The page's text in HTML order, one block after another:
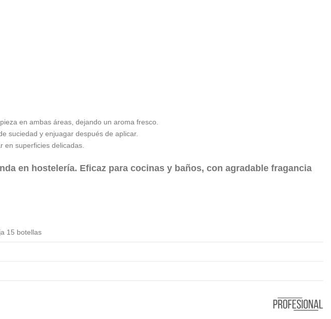
en ambas áreas, dejando un aroma fresco.
suciedad y enjuagar después de aplicar.
en superficies delicadas.
en hostelería. Eficaz para cocinas y baños, con agradable fragancia
15 botellas